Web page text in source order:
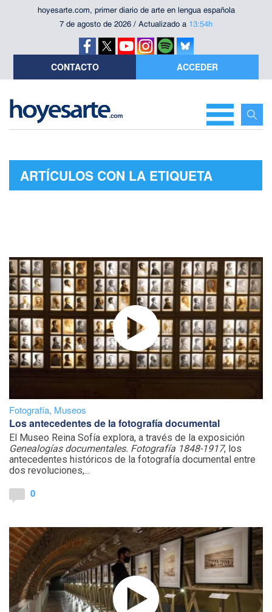
hoyesarte.com, primer diario de arte en lengua española
7 de agosto de 2026 / Actualizado a 13:54h
CONTACTO ACCEDER
ARTÍCULOS CON LA ETIQUETA
Fotografía, Museos
Los antecedentes de la fotografía documental
El Museo Reina Sofía explora, a través de la exposición
Genealogías documentales. Fotografía 1848-1917, los
antecedentes históricos de la fotografía documental entre
dos revoluciones,...
0